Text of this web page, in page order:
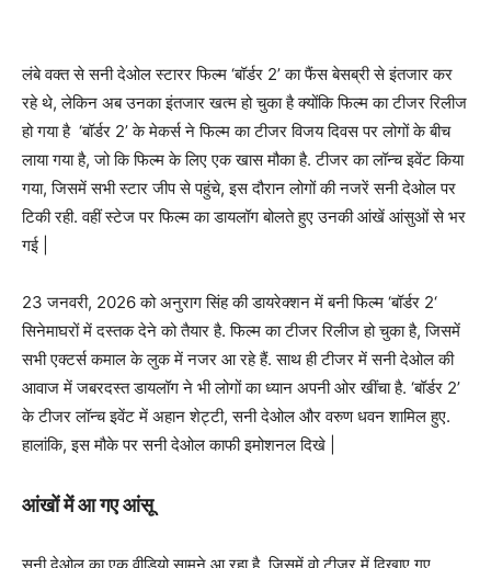
लंबे वक्त से सनी देओल स्टारर फिल्म ‘बॉर्डर 2’ का फैंस बेसब्री से इंतजार कर
रहे थे, लेकिन अब उनका इंतजार खत्म हो चुका है क्योंकि फिल्म का टीजर रिलीज
हो गया है ‘बॉर्डर 2’ के मेकर्स ने फिल्म का टीजर विजय दिवस पर लोगों के बीच
लाया गया है, जो कि फिल्म के लिए एक खास मौका है. टीजर का लॉन्च इवेंट किया
गया, जिसमें सभी स्टार जीप से पहुंचे, इस दौरान लोगों की नजरें सनी देओल पर
टिकी रही. वहीं स्टेज पर फिल्म का डायलॉग बोलते हुए उनकी आंखें आंसुओं से भर
गई |
23 जनवरी, 2026 को अनुराग सिंह की डायरेक्शन में बनी फिल्म ‘बॉर्डर 2‘
सिनेमाघरों में दस्तक देने को तैयार है. फिल्म का टीजर रिलीज हो चुका है, जिसमें
सभी एक्टर्स कमाल के लुक में नजर आ रहे हैं. साथ ही टीजर में सनी देओल की
आवाज में जबरदस्त डायलॉग ने भी लोगों का ध्यान अपनी ओर खींचा है. ‘बॉर्डर 2’
के टीजर लॉन्च इवेंट में अहान शेट्टी, सनी देओल और वरुण धवन शामिल हुए.
हालांकि, इस मौके पर सनी देओल काफी इमोशनल दिखे |
आंखों में आ गए आंसू